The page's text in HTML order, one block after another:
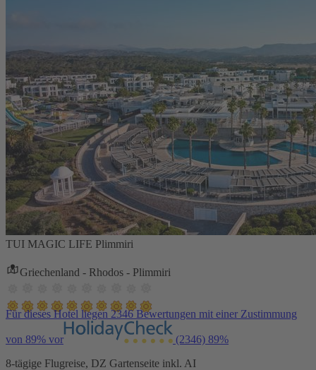
TUI MAGIC LIFE Plimmiri
Griechenland - Rhodos - Plimmiri
Für dieses Hotel liegen 2346 Bewertungen mit einer Zustimmung
von 89% vor (2346) 89%
8-tägige Flugreise, DZ Gartenseite inkl. AI